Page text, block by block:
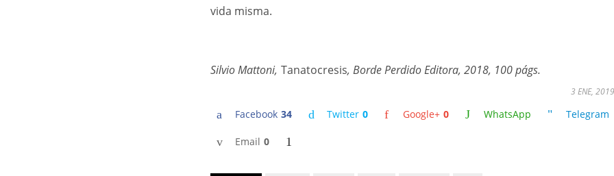
vida misma.
Silvio Mattoni, Tanatocresis, Borde Perdido Editora, 2018, 100 págs.
Facebook 34 Twitter 0 Google+ 0 WhatsApp Telegram
Email 0
3 ENE, 2019